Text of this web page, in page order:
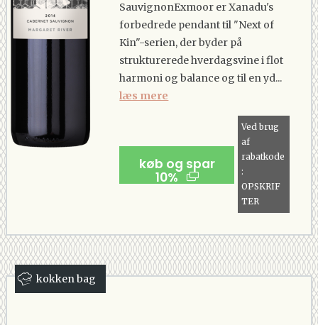
SauvignonExmoor er Xanadu's
forbedrede pendant til "Next of
Kin"-serien, der byder på
strukturerede hverdagsvine i flot
harmoni og balance og til en yd...
læs mere
køb og spar
10%
Ved brug
af
rabatkode
:
OPSKRIF
TER
kokken bag